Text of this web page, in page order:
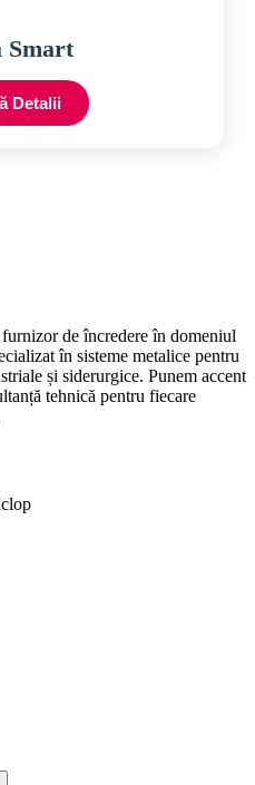
Smart
Detalii
de încredere în domeniul
în sisteme metalice pentru
și siderurgice. Punem accent
tehnică pentru fiecare